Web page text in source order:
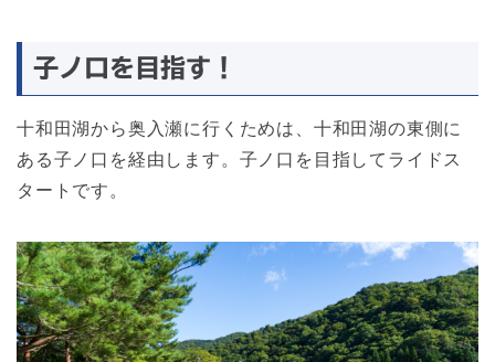
子ノ口を目指す！
十和田湖から奥入瀬に行くためは、十和田湖の東側に
ある子ノ口を経由します。子ノ口を目指してライドス
タートです。